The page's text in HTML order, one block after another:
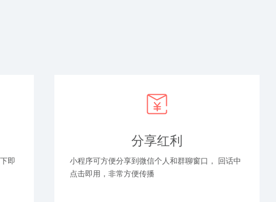
分享红利
小程序可方便分享到微信个人和群聊窗口， 回话中
点击即用，非常方便传播